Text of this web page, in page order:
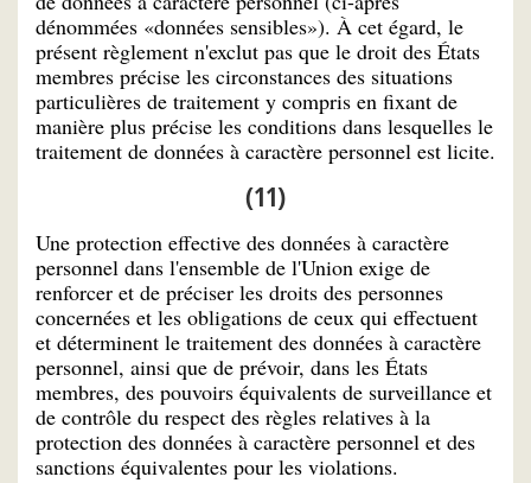
dénommées «données sensibles»). À cet égard, le
présent règlement n'exclut pas que le droit des États
membres précise les circonstances des situations
particulières de traitement y compris en fixant de
manière plus précise les conditions dans lesquelles le
traitement de données à caractère personnel est licite.
(11)
Une protection effective des données à caractère
personnel dans l'ensemble de l'Union exige de
renforcer et de préciser les droits des personnes
concernées et les obligations de ceux qui effectuent
et déterminent le traitement des données à caractère
personnel, ainsi que de prévoir, dans les États
membres, des pouvoirs équivalents de surveillance et
de contrôle du respect des règles relatives à la
protection des données à caractère personnel et des
sanctions équivalentes pour les violations.